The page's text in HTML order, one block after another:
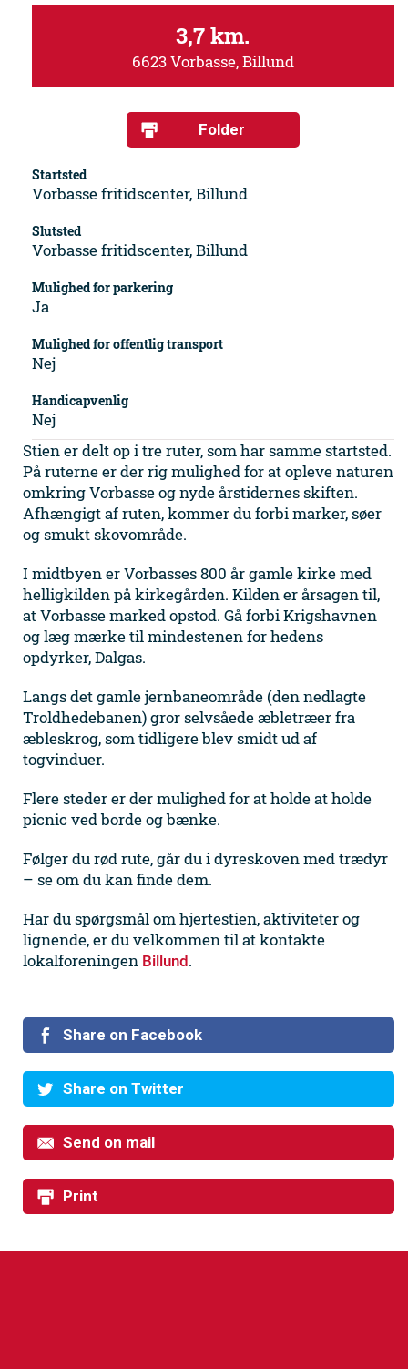
3,7 km.
6623 Vorbasse, Billund
Folder
Startsted
Vorbasse fritidscenter, Billund
Slutsted
Vorbasse fritidscenter, Billund
Mulighed for parkering
Ja
Mulighed for offentlig transport
Nej
Handicapvenlig
Nej
Stien er delt op i tre ruter, som har samme startsted.
På ruterne er der rig mulighed for at opleve naturen
omkring Vorbasse og nyde årstidernes skiften.
Afhængigt af ruten, kommer du forbi marker, søer
og smukt skovområde.
I midtbyen er Vorbasses 800 år gamle kirke med
helligkilden på kirkegården. Kilden er årsagen til,
at Vorbasse marked opstod. Gå forbi Krigshavnen
og læg mærke til mindestenen for hedens
opdyrker, Dalgas.
Langs det gamle jernbaneområde (den nedlagte
Troldhedebanen) gror selvsåede æbletræer fra
æbleskrog, som tidligere blev smidt ud af
togvinduer.
Flere steder er der mulighed for at holde at holde
picnic ved borde og bænke.
Følger du rød rute, går du i dyreskoven med trædyr
– se om du kan finde dem.
Har du spørgsmål om hjertestien, aktiviteter og
lignende, er du velkommen til at kontakte
lokalforeningen Billund .
Share on Facebook
Share on Twitter
Send on mail
Print